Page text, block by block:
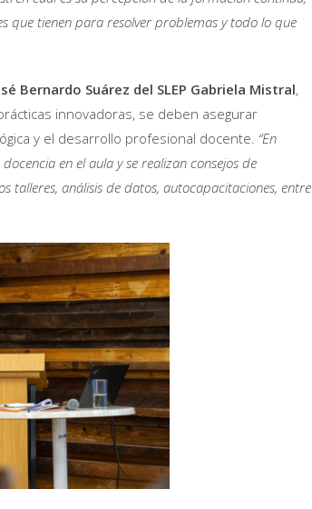
que tienen para resolver problemas y todo lo que
Bernardo Suárez del SLEP Gabriela Mistral,
innovadoras, se deben asegurar
y el desarrollo profesional docente. “En
en el aula y se realizan consejos de
talleres, análisis de datos, autocapacitaciones, entre